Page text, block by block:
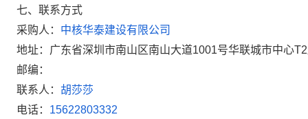
七、联系方式
采购人： 中核华泰建设有限公司
地址：广东省深圳市南山区南山大道1001号华联城市中心
邮编：
联系人： 胡莎莎
电话： 15622803332